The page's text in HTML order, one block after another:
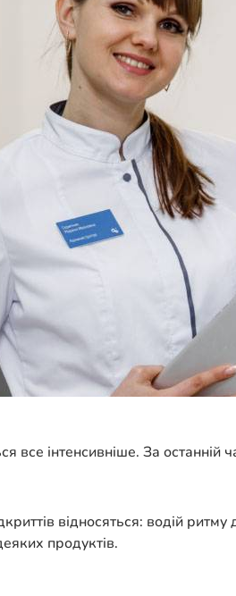
інтенсивніше. За
відносяться: водій
продуктів.